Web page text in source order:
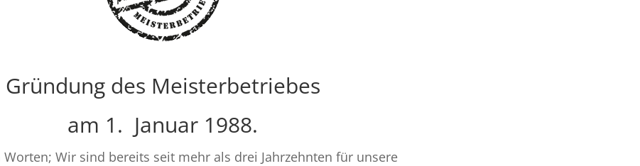
Gründung des Meisterbetriebes
am 1. Januar 1988.
Wir sind bereits seit mehr als drei Jahrzehnten für unsere